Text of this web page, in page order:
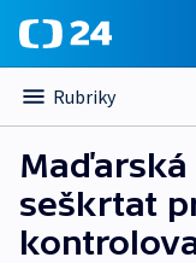
Rubriky
seškrtat